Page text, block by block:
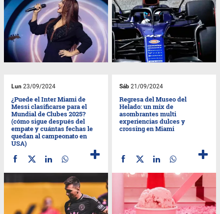
Lun 23/09/2024
¿Puede el Inter Miami de
Messi clasificarse para el
Mundial de Clubes 2025?
(cómo sigue después del
empate y cuántas fechas le
quedan al campeonato en
USA)
Sáb 21/09/2024
Regresa del Museo del
Helado: un mix de
asombrantes multi
experiencias dulces y
crossing en Miami